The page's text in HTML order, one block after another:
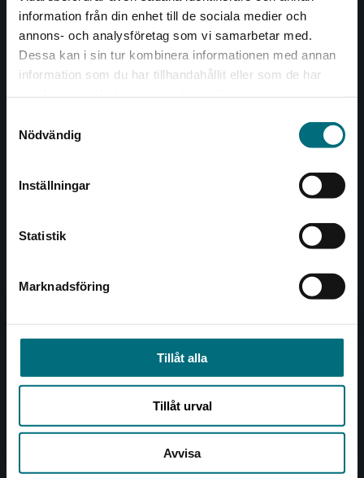
information från din enhet till de sociala medier och
annons- och analysföretag som vi samarbetar med.
Dessa kan i sin tur kombinera informationen med annan
information som du har tillhandahållit eller som de har
Nödvändig
Inställningar
Statistik
Marknadsföring
Tillåt alla
Tillåt urval
Avvisa
Det verkar som att du besöker
Sverige. För att kunna slutföra ett köp måste
Kontakta oss
046-31 20 00
Box 141
Besöksadress:
Åkergränden 1
Kontakta kundservice
Köpvillkor
Allmänna länkar
Om oss